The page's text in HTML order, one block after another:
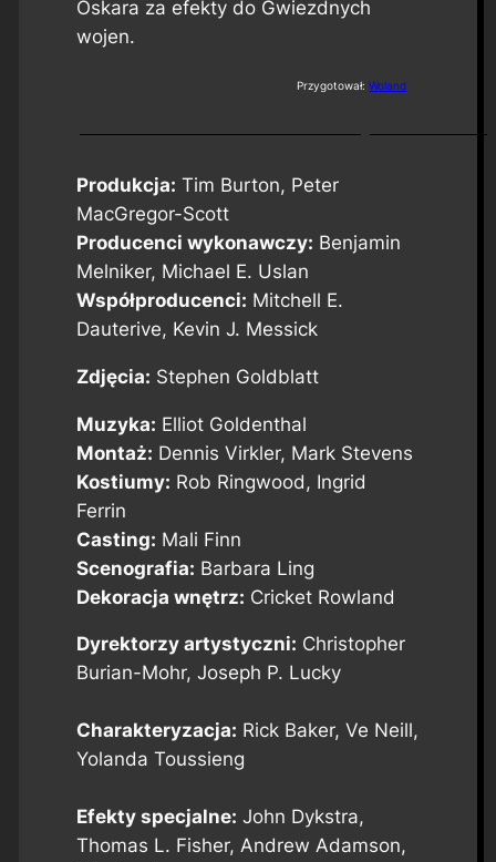
Oskara za efekty do Gwiezdnych
wojen.
Przygotował:Woland
Produkcja: Tim Burton, Peter
MacGregor-Scott
Producenci wykonawczy: Benjamin
Melniker, Michael E. Uslan
Współproducenci: Mitchell E.
Dauterive, Kevin J. Messick
Zdjęcia: Stephen Goldblatt
Muzyka: Elliot Goldenthal
Montaż: Dennis Virkler, Mark Stevens
Kostiumy: Rob Ringwood, Ingrid
Ferrin
Casting: Mali Finn
Scenografia: Barbara Ling
Dekoracja wnętrz: Cricket Rowland
Dyrektorzy artystyczni: Christopher
Burian-Mohr, Joseph P. Lucky
Charakteryzacja: Rick Baker, Ve Neill,
Yolanda Toussieng
Efekty specjalne: John Dykstra,
Thomas L. Fisher, Andrew Adamson,